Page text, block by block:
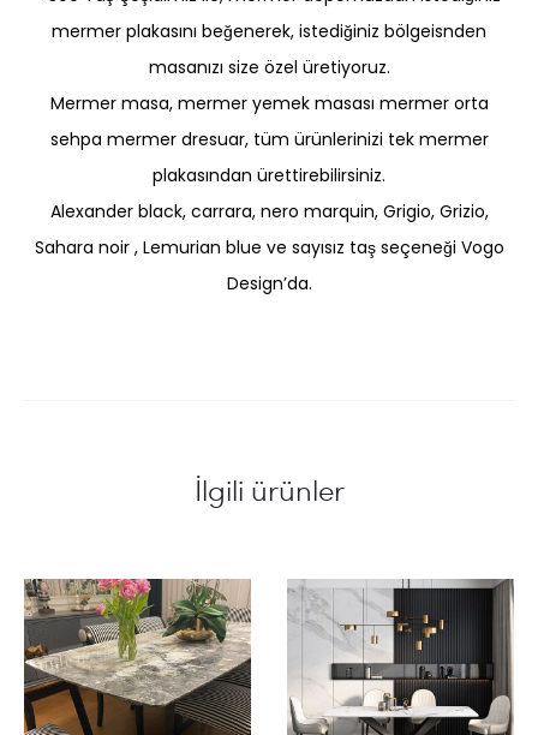
mermer plakasını beğenerek, istediğiniz bölgeisnden
masanızı size özel üretiyoruz.
Mermer masa, mermer yemek masası mermer orta
sehpa mermer dresuar, tüm ürünlerinizi tek mermer
plakasından ürettirebilirsiniz.
Alexander black, carrara, nero marquin, Grigio, Grizio,
Sahara noir , Lemurian blue ve sayısız taş seçeneği Vogo
Design’da.
İlgili ürünler